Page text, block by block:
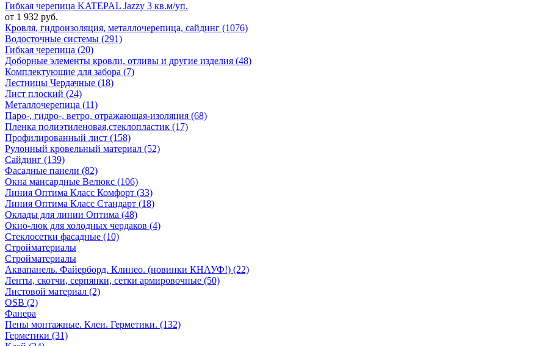
Гибкая черепица KATEPAL Jazzy 3 кв.м/уп.
от 1 932 руб.
Кровля, гидроизоляция, металлочерепица, сайдинг (1076)
Водосточные системы (291)
Гибкая черепица (20)
Доборные элементы кровли, отливы и другие изделия (48)
Комплектующие для забора (7)
Лестницы Чердачные (18)
Лист плоский (24)
Металлочерепица (11)
Паро-, гидро-, ветро, отражающая-изоляция (68)
Пленка полиэтиленовая,стеклопластик (17)
Профилированный лист (158)
Рулонный кровельный материал (52)
Сайдинг (139)
Фасадные панели (82)
Окна мансардные Велюкс (106)
Линия Оптима Класс Комфорт (33)
Линия Оптима Класс Стандарт (18)
Оклады для линии Оптима (48)
Окно-люк для холодных чердаков (4)
Стеклосетки фасадные (10)
Стройматериалы
Стройматериалы
Аквапанель. Файерборд. Клинео. (новинки КНАУФ!) (22)
Ленты, скотчи, серпянки, сетки армировочные (50)
Листовой материал (2)
OSB (2)
Фанера
Пены монтажные. Клеи. Герметики. (132)
Герметики (31)